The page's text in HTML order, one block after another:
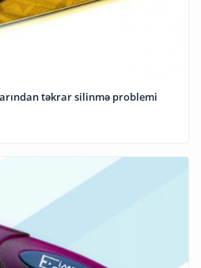
təkrar silinmə problemi